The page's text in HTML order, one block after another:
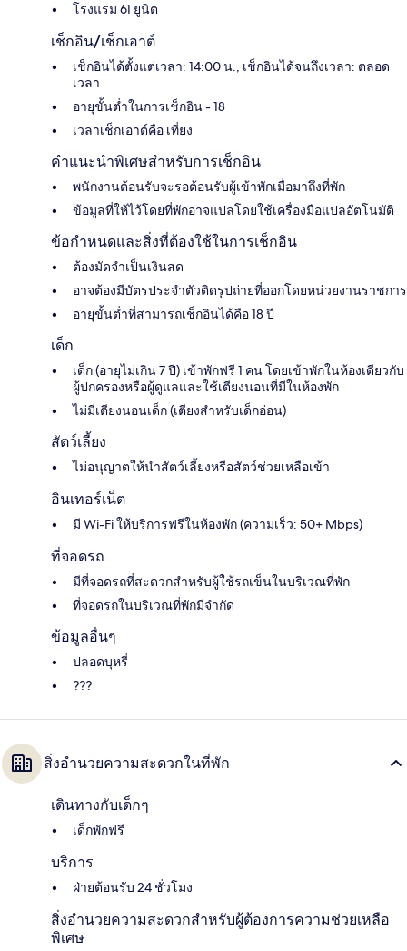
โรงแรม 61 ยูนิต
เช็กอิน/เช็กเอาต์
เช็กอินได้ตั้งแต่เวลา: 14:00 น., เช็กอินได้จนถึงเวลา: ตลอด
เวลา
อายุขั้นต่ำในการเช็กอิน - 18
เวลาเช็กเอาต์คือ เที่ยง
คำแนะนำพิเศษสำหรับการเช็กอิน
พนักงานต้อนรับจะรอต้อนรับผู้เข้าพักเมื่อมาถึงที่พัก
ข้อมูลที่ให้ไว้โดยที่พักอาจแปลโดยใช้เครื่องมือแปลอัตโนมัติ
ข้อกำหนดและสิ่งที่ต้องใช้ในการเช็กอิน
ต้องมัดจำเป็นเงินสด
อาจต้องมีบัตรประจำตัวติดรูปถ่ายที่ออกโดยหน่วยงานราชการ
อายุขั้นต่ำที่สามารถเช็กอินได้คือ 18 ปี
เด็ก
เด็ก (อายุไม่เกิน 7 ปี) เข้าพักฟรี 1 คน โดยเข้าพักในห้องเดียวกับ
ผู้ปกครองหรือผู้ดูแลและใช้เตียงนอนที่มีในห้องพัก
ไม่มีเตียงนอนเด็ก (เตียงสำหรับเด็กอ่อน)
สัตว์เลี้ยง
ไม่อนุญาตให้นำสัตว์เลี้ยงหรือสัตว์ช่วยเหลือเข้า
อินเทอร์เน็ต
มี Wi-Fi ให้บริการฟรีในห้องพัก (ความเร็ว: 50+ Mbps)
ที่จอดรถ
มีที่จอดรถที่สะดวกสำหรับผู้ใช้รถเข็นในบริเวณที่พัก
ที่จอดรถในบริเวณที่พักมีจำกัด
ข้อมูลอื่นๆ
ปลอดบุหรี่
???
สิ่งอำนวยความสะดวกในที่พัก
เดินทางกับเด็กๆ
เด็กพักฟรี
บริการ
ฝ่ายต้อนรับ 24 ชั่วโมง
สิ่งอำนวยความสะดวกสำหรับผู้ต้องการความช่วยเหลือ
พิเศษ